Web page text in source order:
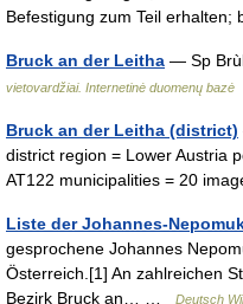
Befestigung zum Teil
Bruck an der Leitha — Sp
vietovardžiai. Internetinė duomenų bazė
Bruck an der Leitha (district)
district region = Lower Austria
AT122 municipalities = 20
Liste der Johannes-
gesprochene Johannes
Österreich.[1] An zahlreichen
Bezirk Bruck an… …
Deutsch